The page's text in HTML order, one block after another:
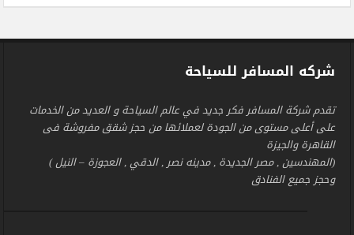
شركه المسافر للسياحة
تقدم شركة المسافر فكر جديد في عالم السياحة و العديد من الخدمات
على أعلى مستوى من الجودة لعملائها من حجز شقق مفروشة فى
القاهرة والجيزة
(المهندسين , مصر الجديدة , مدينه نصر , الدقي , العجوزة – النيل )
وحجز جميع الفنادق